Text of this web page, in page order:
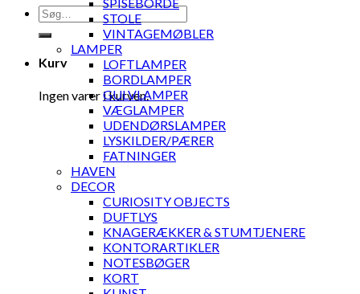
Søg
efter:
Kurv
Ingen varer i kurven.
STOLE
VINTAGEMØBLER
LAMPER
LOFTLAMPER
BORDLAMPER
GULVLAMPER
VÆGLAMPER
UDENDØRSLAMPER
LYSKILDER/PÆRER
FATNINGER
HAVEN
DECOR
CURIOSITY OBJECTS
DUFTLYS
KNAGERÆKKER & STUMTJENERE
KONTORARTIKLER
NOTESBØGER
KORT